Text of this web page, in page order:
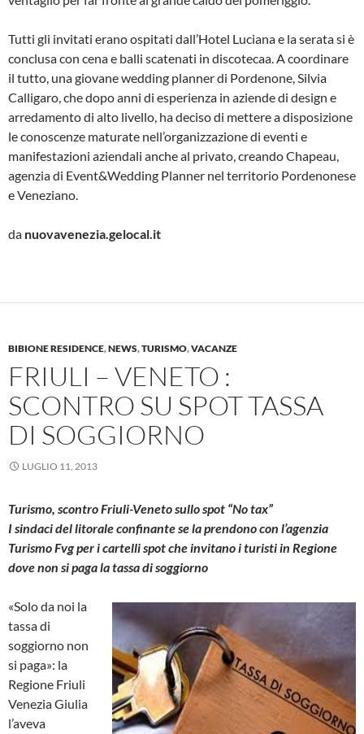
Tutti gli invitati erano ospitati dall’Hotel Luciana e la serata si è
conclusa con cena e balli scatenati in discotecaa. A coordinare
il tutto, una giovane wedding planner di Pordenone, Silvia
Calligaro, che dopo anni di esperienza in aziende di design e
arredamento di alto livello, ha deciso di mettere a disposizione
le conoscenze maturate nell’organizzazione di eventi e
manifestazioni aziendali anche al privato, creando Chapeau,
agenzia di Event&Wedding Planner nel territorio Pordenonese
e Veneziano.
da nuovavenezia.gelocal.it
BIBIONE RESIDENCE,NEWS,TURISMO,VACANZE
FRIULI – VENETO :
SCONTRO SU SPOT TASSA
DI SOGGIORNO
LUGLIO 11, 2013
Turismo, scontro Friuli-Veneto sullo spot “No tax”
I sindaci del litorale confinante se la prendono con l’agenzia
Turismo Fvg per i cartelli spot che invitano i turisti in Regione
dove non si paga la tassa di soggiorno
«Solo da noi la
tassa di
soggiorno non
si paga»: la
Regione Friuli
Venezia Giulia
l’aveva